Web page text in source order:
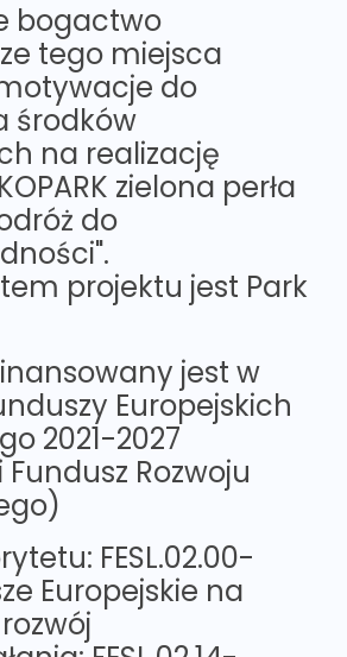
bogactwo
tego miejsca
do
środków
na realizację
zielona perła
do
projektu jest Park
jest w
Europejskich
2021-2027
Fundusz Rozwoju
FESL.02.00-
Europejskie na